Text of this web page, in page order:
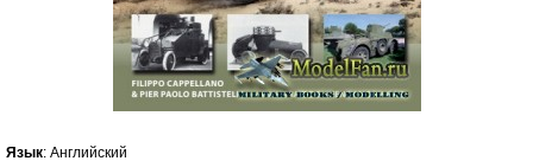
Язык: Английский